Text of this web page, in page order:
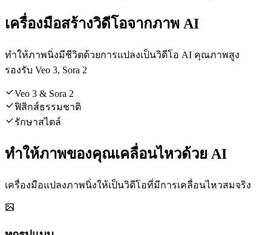
เครื่องมือสร้างวิดีโอจากภาพ AI
ทำให้ภาพนิ่งมีชีวิตด้วยการแปลงเป็นวิดีโอ AI คุณภาพสูง
รองรับ Veo 3, Sora 2
Veo 3 & Sora 2
ฟิสิกส์ธรรมชาติ
รักษาสไตล์
ทำให้ภาพของคุณเคลื่อนไหวด้วย AI
เครื่องมือแปลงภาพนิ่งให้เป็นวิดีโอที่มีการเคลื่อนไหวสมจริง